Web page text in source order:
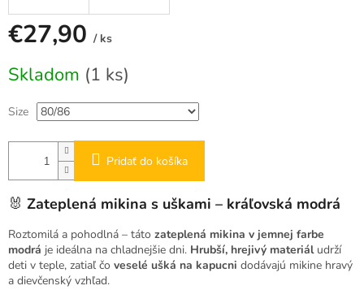
€27,90 / ks
cena:
Skladom (1 ks)
Size
Pridať do košíka
🐰 Zateplená mikina s uškami – kráľovská modrá
Roztomilá a pohodlná – táto zateplená mikina v jemnej farbe
modrá je ideálna na chladnejšie dni. Hrubší, hrejivý materiáludrží
deti v teple, zatiaľ čo veselé ušká na kapucni dodávajú mikine hravý
a dievčenský vzhľad.